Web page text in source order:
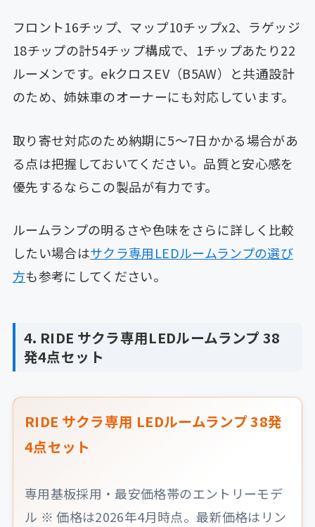
フロント16チップ、マップ10チップx2、ラゲッジ
18チップの計54チップ構成で、1チップあたり22
ルーメンです。ekクロスEV（B5AW）と共通設計
のため、姉妹車のオーナーにも対応しています。
取り寄せ対応のため納期に5〜7日かかる場合があ
る点は把握しておいてください。品質と安心感を
優先するならこの製品が有力です。
ルームランプの明るさや色味をさらに詳しく比較
したい場合はサクラ専用LEDルームランプの選び
方も参考にしてください。
4. RIDE サクラ専用LEDルームランプ 38
発4点セット
RIDE サクラ専用 LEDルームランプ 38発
4点セット
専用基板採用・最安価格帯のエントリーモデ
ル ※ 価格は2026年4月時点。最新価格はリン